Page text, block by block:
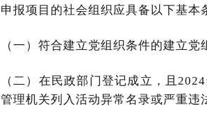
申报项目的社会组织应具备以下基本
（一）符合建立党组织条件的建立
（二）在民政部门登记成立，且
管理机关列入活动异常名录或严重违